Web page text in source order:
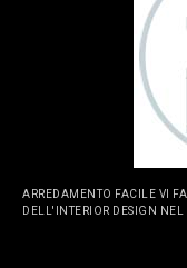
ARREDAMENTO FACILE VI
DELL'INTERIOR DESIGN NEL